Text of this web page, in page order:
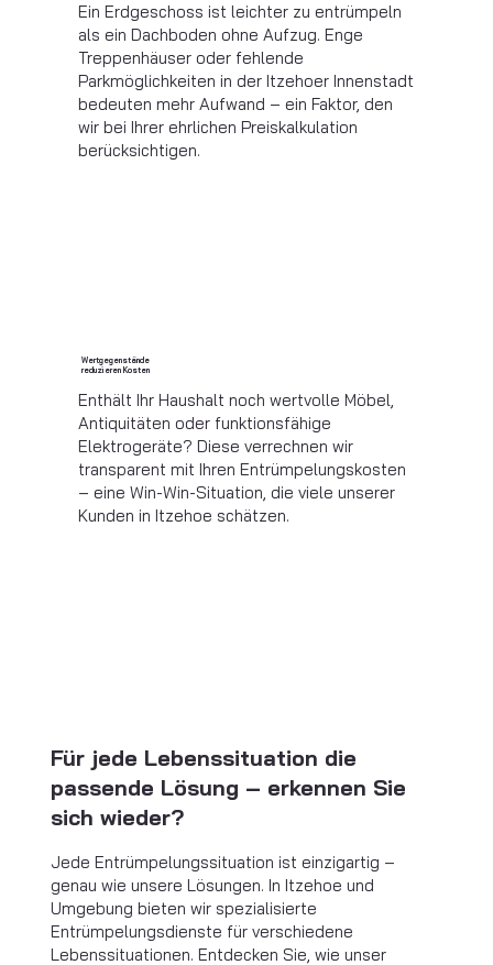
Ein Erdgeschoss ist leichter zu entrümpeln
als ein Dachboden ohne Aufzug. Enge
Treppenhäuser oder fehlende
Parkmöglichkeiten in der Itzehoer Innenstadt
bedeuten mehr Aufwand – ein Faktor, den
wir bei Ihrer ehrlichen Preiskalkulation
berücksichtigen.
Wertgegenstände
reduzieren Kosten
Enthält Ihr Haushalt noch wertvolle Möbel,
Antiquitäten oder funktionsfähige
Elektrogeräte? Diese verrechnen wir
transparent mit Ihren Entrümpelungskosten
– eine Win-Win-Situation, die viele unserer
Kunden in Itzehoe schätzen.
Für jede Lebenssituation die
passende Lösung – erkennen Sie
sich wieder?
Jede Entrümpelungssituation ist einzigartig –
genau wie unsere Lösungen. In Itzehoe und
Umgebung bieten wir spezialisierte
Entrümpelungsdienste für verschiedene
Lebenssituationen. Entdecken Sie, wie unser